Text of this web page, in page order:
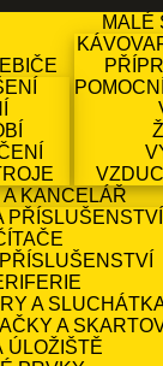
MALÉ
KANCELÁŘ
PŘÍSLUŠENSTVÍ
A
A
ÚLOŽIŠTĚ